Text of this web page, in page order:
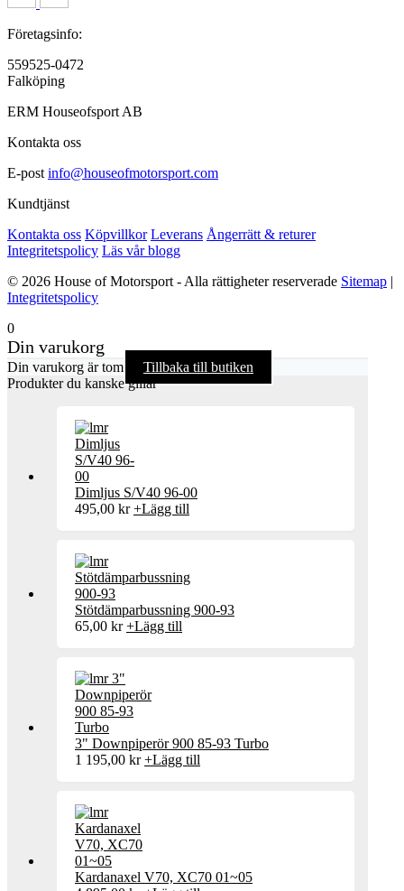
Företagsinfo:
559525-0472
Falköping
ERM Houseofsport AB
Kontakta oss
E-post info@houseofmotorsport.com
Kundtjänst
Kontakta oss Köpvillkor Leverans Ångerrätt & returer
Integritetspolicy Läs vår blogg
© 2026 House of Motorsport - Alla rättigheter reserverade Sitemap |
Integritetspolicy
0
Din varukorg
Din varukorg är tom
Tillbaka till butiken
Produkter du kanske gillar
Dimljus S/V40 96-00
495,00 kr +Lägg till
Stötdämparbussning 900-93
65,00 kr +Lägg till
3" Downpiperör 900 85-93 Turbo
1 195,00 kr +Lägg till
Kardanaxel V70, XC70 01~05